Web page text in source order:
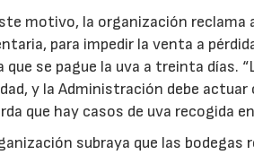
motivo, la organización reclama
para impedir la venta a
que se pague la uva a treinta días.
y la Administración debe actuar
que hay casos de uva recogida
subraya que las